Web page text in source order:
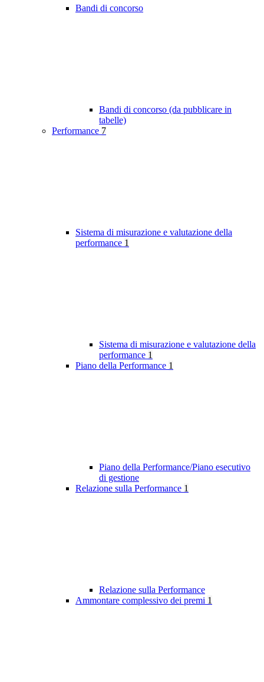
Bandi di concorso
Bandi di concorso (da pubblicare in
tabelle)
Performance 7
Sistema di misurazione e valutazione della
performance 1
Sistema di misurazione e valutazione della
performance 1
Piano della Performance 1
Piano della Performance/Piano esecutivo
di gestione
Relazione sulla Performance 1
Relazione sulla Performance
Ammontare complessivo dei premi 1